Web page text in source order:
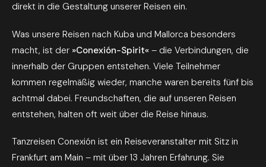
direkt in die Gestaltung unserer Reisen ein.
Was unsere Reisen nach Kuba und Mallorca besonders
macht, ist der »Conexión-Spirit« – die Verbindungen, die
innerhalb der Gruppen entstehen. Viele Teilnehmer
kommen regelmäßig wieder, manche waren bereits fünf bis
achtmal dabei. Freundschaften, die auf unseren Reisen
entstehen, halten oft weit über die Reise hinaus.
Tanzreisen Conexión ist ein Reiseveranstalter mit Sitz in
Frankfurt am Main – mit über 13 Jahren Erfahrung. Sie